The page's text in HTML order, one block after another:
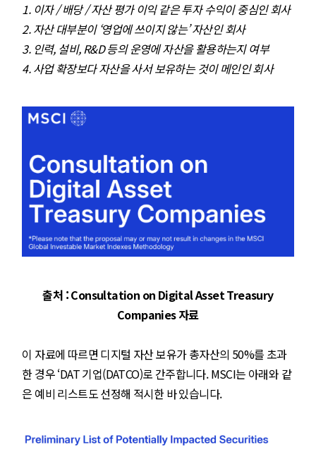
1. 이자 / 배당 / 자산 평가 이익 같은 투자 수익이 중심인 회사
2. 자산 대부분이 ‘영업에 쓰이지 않는’ 자산인 회사
3. 인력, 설비, R&D 등의 운영에 자산을 활용하는지 여부
4. 사업 확장보다 자산을 사서 보유하는 것이 메인인 회사
출처 : Consultation on Digital Asset Treasury
Companies 자료
이 자료에 따르면 디지털 자산 보유가 총자산의 50%를 초과
한 경우 ‘DAT 기업(DATCO)로 간주합니다. MSCI는 아래와 같
은 예비 리스트도 선정해 적시한 바 있습니다.